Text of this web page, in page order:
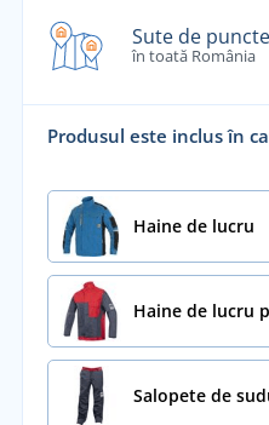
Sute de
în toată România
Produsul este inclus în
Haine de lucru
Haine de lucru
Salopete de